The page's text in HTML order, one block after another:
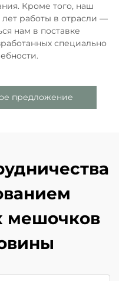
Кроме того, наш
работы в отрасли —
нам в поставке
специально
предложение
мешочков